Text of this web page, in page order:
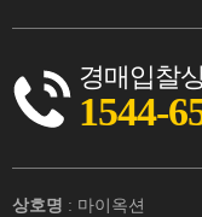
경매입찰
1544-
상호명 : 마이옥션